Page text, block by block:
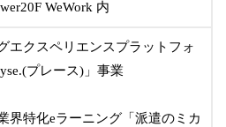
WeWork 内
エクスペリエンスプラットフォ
プレース)」事業
界特化eラーニング「派遣のミカ